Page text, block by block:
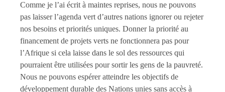
Comme je l’ai écrit à maintes reprises, nous ne pouvons
pas laisser l’agenda vert d’autres nations ignorer ou rejeter
nos besoins et priorités uniques. Donner la priorité au
financement de projets verts ne fonctionnera pas pour
l’Afrique si cela laisse dans le sol des ressources qui
pourraient être utilisées pour sortir les gens de la pauvreté.
Nous ne pouvons espérer atteindre les objectifs de
développement durable des Nations unies sans accès à